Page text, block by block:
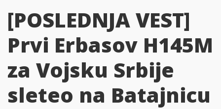
[POSLEDNJA VEST]
Prvi Erbasov H145M
za Vojsku Srbije
sleteo na Batajnicu